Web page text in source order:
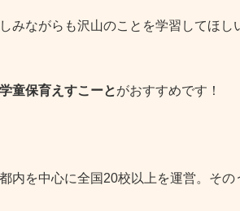
みながらも沢山のことを学習してほし
童保育えすこーとがおすすめです！
内を中心に全国20校以上を運営。そ